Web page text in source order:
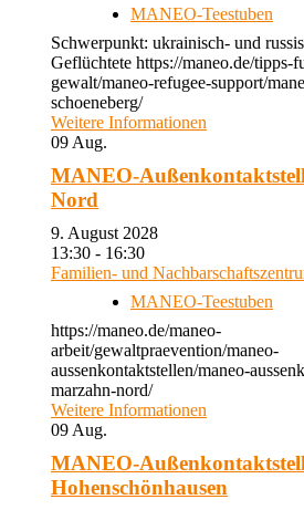
MANEO-Teestuben
Schwerpunkt: ukrainisch- und
Geflüchtete https://maneo.de/tipps-
gewalt/maneo-refugee-support/
schoeneberg/
Weitere Informationen
09 Aug.
MANEO-
Nord
9. August 2028
13:30 - 16:30
Familien- und
MANEO-Teestuben
https://maneo.de/maneo-
arbeit/gewaltpraevention/maneo-
aussenkontaktstellen/maneo-
marzahn-nord/
Weitere Informationen
09 Aug.
MANEO-
Hohenschönhausen